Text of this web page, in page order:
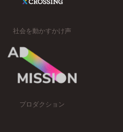
社会を動かすかけ声
プロダクション